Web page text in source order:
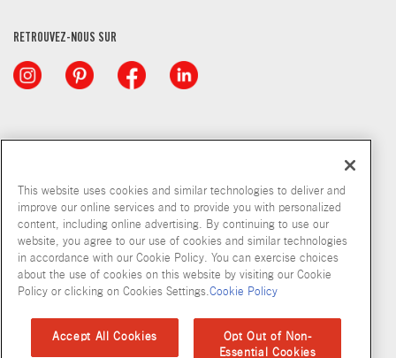
RETROUVEZ-NOUS SUR
© McCormick & Company, Inc. 2026
Politique en matiere de fichiers temoins
Plan du site
Normes d'accessibilité
This website uses cookies and similar technologies to deliver and
improve our online services and to provide you with personalized
content, including online advertising. By continuing to use our
website, you agree to our use of cookies and similar technologies
in accordance with our Cookie Policy. You can exercise choices
about the use of cookies on this website by visiting our Cookie
Policy or clicking on Cookies Settings.Cookie Policy
Accept All Cookies
Opt Out of Non-
Essential Cookies